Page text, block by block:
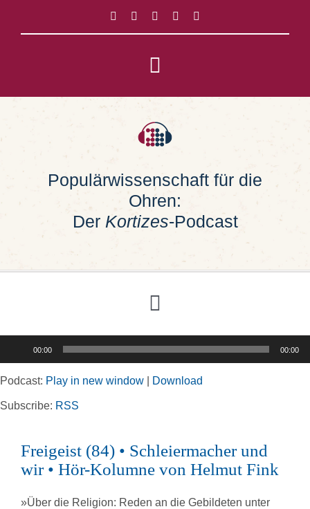
springen
Toggle
Navigation
Impressum
Populärwissenschaft für die
Ohren:
Der Kortizes-Podcast
Toggle
Navigation
Rubriken
Kortizes Website
00:00 00:00
Podcast: Play in new window Download
Subscribe: RSS
Freigeist (84) • Schleiermacher und
wir • Hör-Kolumne von Helmut Fink
»Über die Religion: Reden an die Gebildeten unter